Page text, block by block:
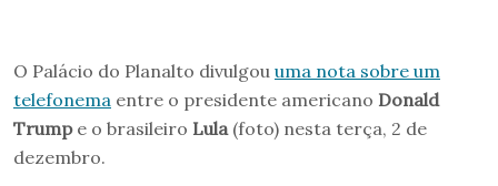
O Palácio do Planalto divulgou uma nota sobre um
telefonema entre o presidente americano Donald
Trumpe o brasileiro Lula (foto) nesta terça, 2 de
dezembro.